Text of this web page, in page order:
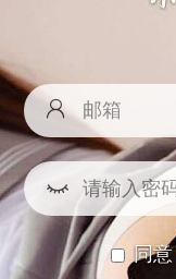
同意